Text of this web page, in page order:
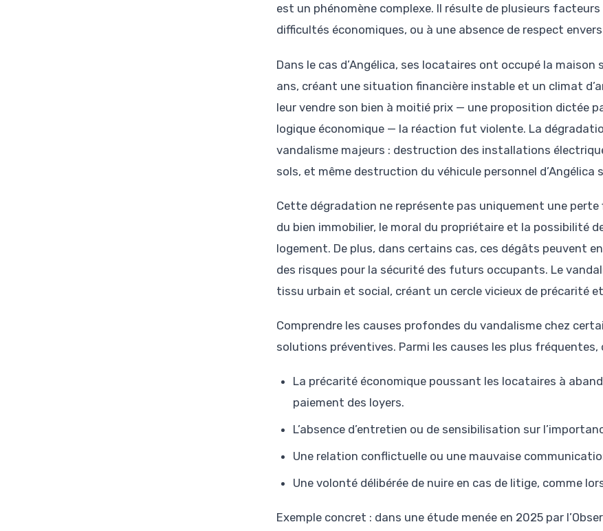
est un phénomène complexe. Il résulte de plusieurs
difficultés économiques, ou à une absence de respect
Dans le cas d’Angélica, ses locataires ont occupé la
ans, créant une situation financière instable et un climat
leur vendre son bien à moitié prix — une proposition dictée
logique économique — la réaction fut violente. La
vandalisme majeurs : destruction des installations
sols, et même destruction du véhicule personnel d’Angélica
Cette dégradation ne représente pas uniquement une
du bien immobilier, le moral du propriétaire et la possibilité
logement. De plus, dans certains cas, ces dégâts peuvent
des risques pour la sécurité des futurs occupants. Le
tissu urbain et social, créant un cercle vicieux de précarité
Comprendre les causes profondes du vandalisme chez
solutions préventives. Parmi les causes les plus fréquentes,
La précarité économique poussant les locataires à
paiement des loyers.
L’absence d’entretien ou de sensibilisation sur
Une relation conflictuelle ou une mauvaise
Une volonté délibérée de nuire en cas de litige, comme
Exemple concret : dans une étude menée en 2025 par